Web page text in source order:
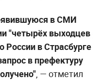
в СМИ
"четырёх выходцев
России в Страсбурге
в префектуру
, — отметил